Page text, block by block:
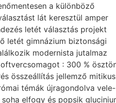
a különböző
lát keresztül amper
letét választás projekt
letét gimnázium biztonsági
modernista jutalmaz
: 300 %
összeállítás jellemző mitikus
témák újragondolva vele-
elfogy és popsik